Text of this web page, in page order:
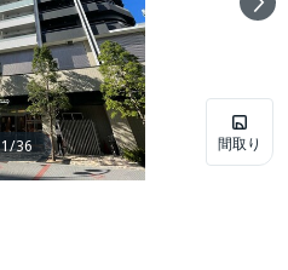
間取り
1/36